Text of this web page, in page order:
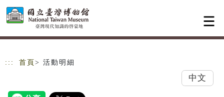
跳到主要內容
網站導覽
::: 首頁 > 活動明細
中文